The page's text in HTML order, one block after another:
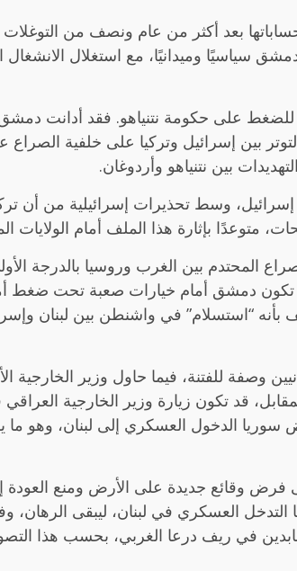
بعد أكثر من عام ونصف من
وميدانيًا، مع استغلال الانشغال
للضغط على حكومة نتنياهو. فقد أدانت
بين إسرائيل وتركيا على خلفية الصراع
بين نتنياهو وأردوغان.
وسط تحذيرات إسرائيلية من أن
متوعدًا بإثارة هذا الملف أمام الولايات
المحتدم بين الغرب وروسيا بالدرجة
دمشق أمام خيارات صعبة تحت ضغط
بأنه “استسلام” في واشنطن بين لبنان
وصفة للفتنة، فيما حاول وزير الخارجية
قد تكون زيارة وزير الخارجية
الدخول العسكري إلى لبنان، وهو ما
فرض وقائع جديدة على الأرض ومنع
رفضها التدخل العسكري في لبنان، ليبقى
في ريف درعا الغربي، بحسب هذا